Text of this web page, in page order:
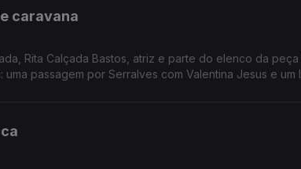
caravana
Rita Calçada Bastos, atriz e parte do elenco da
uma passagem por Serralves com Valentina Jesus e